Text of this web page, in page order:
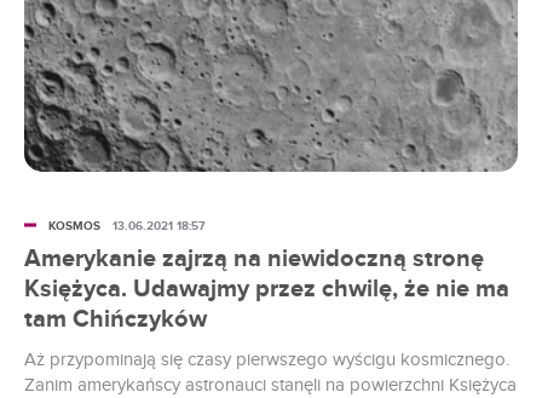
Amerykanie zajrzą na niewidoczną stronę
Księżyca. Udawajmy przez chwilę, że nie ma
tam Chińczyków
Aż przypominają się czasy pierwszego wyścigu kosmicznego.
Zanim amerykańscy astronauci stanęli na powierzchni Księżyca
KOSMOS 13.06.2021 18:57